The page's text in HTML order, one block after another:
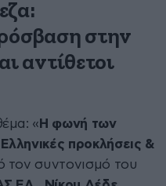
στην
αντίθετοι
« Η φωνή των
προκλήσεις &
τον συντονισμό του